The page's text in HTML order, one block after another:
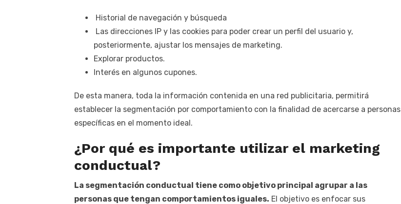
Historial de navegación y búsqueda
Las direcciones IP y las cookies para poder crear un perfil del usuario y,
posteriormente, ajustar los mensajes de marketing.
Explorar productos.
Interés en algunos cupones.
De esta manera, toda la información contenida en una red publicitaria, permitirá
establecer la segmentación por comportamiento con la finalidad de acercarse a personas
específicas en el momento ideal.
¿Por qué es importante utilizar el marketing
conductual?
La segmentación conductual tiene como objetivo principal agrupar a las
personas que tengan comportamientos iguales. El objetivo es enfocar sus